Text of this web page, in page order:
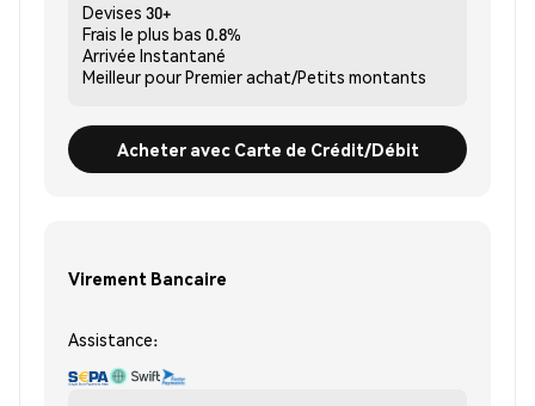
Devises 30+
Frais le plus bas 0.8%
Arrivée Instantané
Meilleur pourPremier achat/Petits montants
Acheter avec Carte de Crédit/Débit
Virement Bancaire
Assistance: